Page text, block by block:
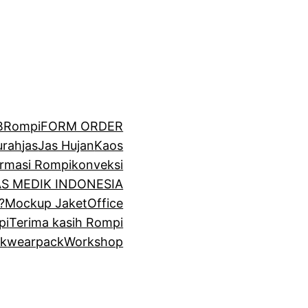
FORM ORDER
jasJas HujanKaos
Rompikonveksi
MEDIK INDONESIA
Mockup JaketOffice
Terima kasih Rompi
wearpackWorkshop